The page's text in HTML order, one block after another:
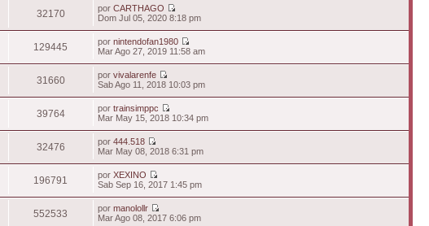
32170 porCARTHAGO
Dom Jul 05, 2020 8:18 pm
129445 pornintendofan1980
Mar Ago 27, 2019 11:58 am
31660 porvivalarenfe
Sab Ago 11, 2018 10:03 pm
39764 portrainsimppc
Mar May 15, 2018 10:34 pm
32476 por444.518
Mar May 08, 2018 6:31 pm
196791 porXEXINO
Sab Sep 16, 2017 1:45 pm
552533 pormanolollr
Mar Ago 08, 2017 6:06 pm